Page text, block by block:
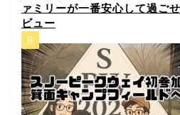
ァミリーが一番安心して過ご
ビュー